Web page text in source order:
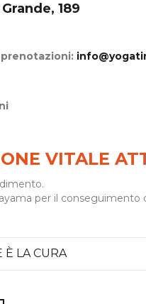
189
VITALE
per il conseguimento
È LA CURA